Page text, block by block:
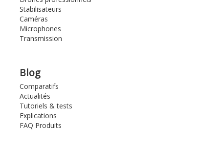
Stabilisateurs
Caméras
Microphones
Transmission
Blog
Comparatifs
Actualités
Tutoriels & tests
Explications
FAQ Produits